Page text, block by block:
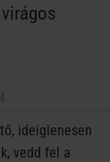
virágos
ideiglenesen
vedd fel a